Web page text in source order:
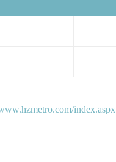
index.aspx